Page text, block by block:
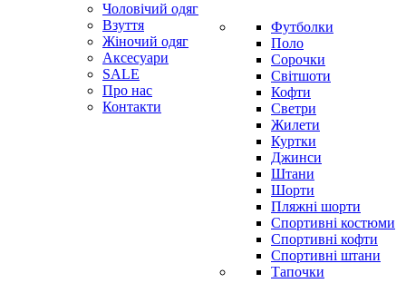
Чоловічий одяг
Взуття
Жіночий одяг
Аксесуари
SALE
Про нас
Контакти
Футболки
Поло
Сорочки
Світшоти
Кофти
Светри
Жилети
Куртки
Джинси
Штани
Шорти
Пляжні шорти
Спортивні костюми
Спортивні кофти
Спортивні штани
Тапочки